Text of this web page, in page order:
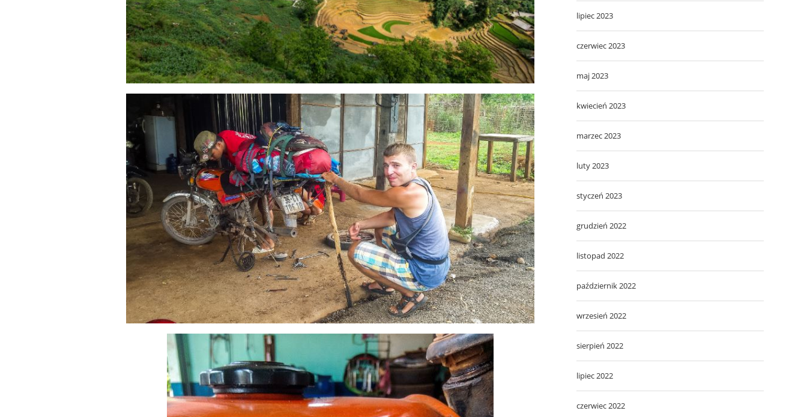
lipiec 2023
czerwiec 2023
maj 2023
kwiecień 2023
marzec 2023
luty 2023
styczeń 2023
grudzień 2022
listopad 2022
październik 2022
wrzesień 2022
sierpień 2022
lipiec 2022
czerwiec 2022